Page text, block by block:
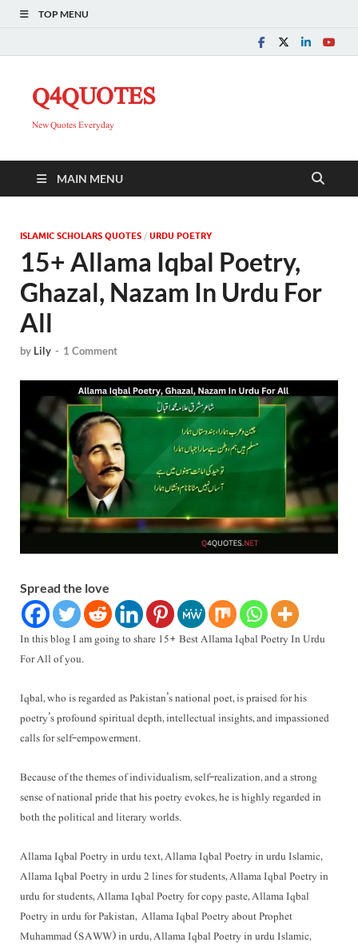
TOP MENU
Q4QUOTES
New Quotes Everyday
MAIN MENU
ISLAMIC SCHOLARS QUOTES / URDU POETRY
15+ Allama Iqbal Poetry,
Ghazal, Nazam In Urdu For
All
by Lily - 1 Comment
Spread the love
In this blog I am going to share 15+ Best Allama Iqbal Poetry In Urdu
For All of you.
Iqbal, who is regarded as Pakistan’s national poet, is praised for his
poetry’s profound spiritual depth, intellectual insights, and impassioned
calls for self-empowerment.
Because of the themes of individualism, self-realization, and a strong
sense of national pride that his poetry evokes, he is highly regarded in
both the political and literary worlds.
Allama Iqbal Poetry in urdu text, Allama Iqbal Poetry in urdu Islamic,
Allama Iqbal Poetry in urdu 2 lines for students, Allama Iqbal Poetry in
urdu for students, Allama Iqbal Poetry for copy paste, Allama Iqbal
Poetry in urdu for Pakistan, Allama Iqbal Poetry about Prophet
Muhammad (SAWW) in urdu, Allama Iqbal Poetry in urdu Islamic,